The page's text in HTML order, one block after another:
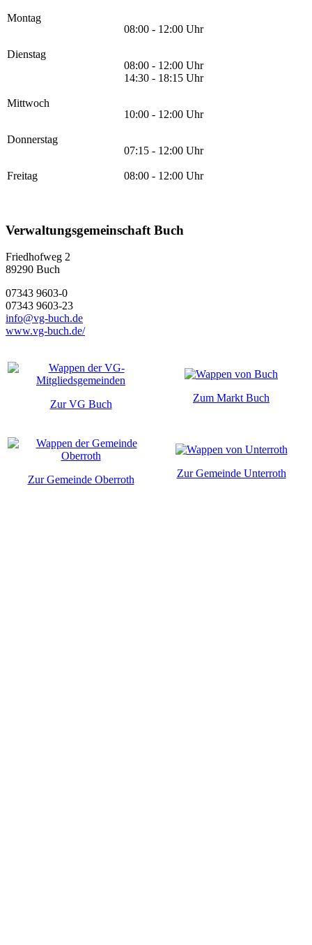
Montag
08:00 - 12:00 Uhr
Dienstag
08:00 - 12:00 Uhr
14:30 - 18:15 Uhr
Mittwoch
10:00 - 12:00 Uhr
Donnerstag
07:15 - 12:00 Uhr
Freitag 08:00 - 12:00 Uhr
Verwaltungsgemeinschaft Buch
Friedhofweg 2
89290 Buch
07343 9603-0
07343 9603-23
info@vg-buch.de
www.vg-buch.de/
Zur VG Buch
Zum Markt Buch
Zur Gemeinde Oberroth
Zur Gemeinde Unterroth